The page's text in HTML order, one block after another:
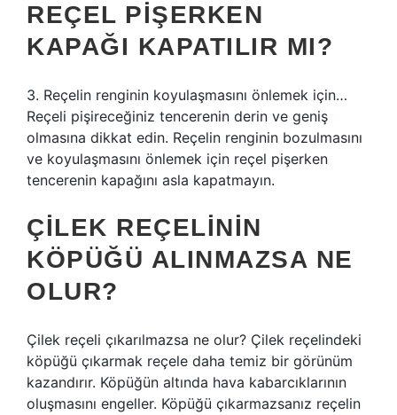
REÇEL PIŞERKEN
KAPAĞI KAPATILIR MI?
3. Reçelin renginin koyulaşmasını önlemek için…
Reçeli pişireceğiniz tencerenin derin ve geniş
olmasına dikkat edin. Reçelin renginin bozulmasını
ve koyulaşmasını önlemek için reçel pişerken
tencerenin kapağını asla kapatmayın.
ÇILEK REÇELININ
KÖPÜĞÜ ALINMAZSA NE
OLUR?
Çilek reçeli çıkarılmazsa ne olur? Çilek reçelindeki
köpüğü çıkarmak reçele daha temiz bir görünüm
kazandırır. Köpüğün altında hava kabarcıklarının
oluşmasını engeller. Köpüğü çıkarmazsanız reçelin